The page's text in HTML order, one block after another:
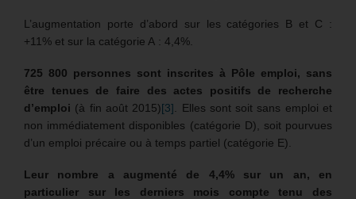
L’augmentation porte d’abord sur les catégories B et C :
+11% et sur la catégorie A : 4,4%.
725 800 personnes sont inscrites à Pôle emploi, sans
être tenues de faire des actes positifs de recherche
d’emploi (à fin août 2015)[3] . Elles sont soit sans emploi et
non immédiatement disponibles (catégorie D), soit pourvues
d’un emploi précaire ou à temps partiel (catégorie E).
Leur nombre a augmenté de 4,4% sur un an, en
particulier sur les derniers mois compte tenu des